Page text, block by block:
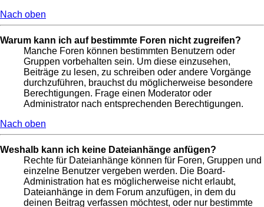
Nach oben
Warum kann ich auf bestimmte Foren nicht zugreifen?
Manche Foren können bestimmten Benutzern oder
Gruppen vorbehalten sein. Um diese einzusehen,
Beiträge zu lesen, zu schreiben oder andere Vorgänge
durchzuführen, brauchst du möglicherweise besondere
Berechtigungen. Frage einen Moderator oder
Administrator nach entsprechenden Berechtigungen.
Nach oben
Weshalb kann ich keine Dateianhänge anfügen?
Rechte für Dateianhänge können für Foren, Gruppen und
einzelne Benutzer vergeben werden. Die Board-
Administration hat es möglicherweise nicht erlaubt,
Dateianhänge in dem Forum anzufügen, in dem du
deinen Beitrag verfassen möchtest, oder nur bestimmte